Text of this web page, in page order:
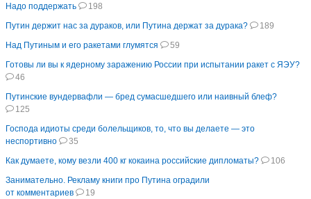
Надо поддержать
198
Путин держит нас за дураков, или Путина держат за дурака?
189
Над Путиным и его ракетами глумятся
59
Готовы ли вы к ядерному заражению России при испытании ракет с ЯЭУ?
46
Путинские вундервафли — бред сумасшедшего или наивный блеф?
125
Господа идиоты среди болельщиков, то, что вы делаете — это
неспортивно
35
Как думаете, кому везли 400 кг кокаина российские дипломаты?
106
Занимательно. Рекламу книги про Путина оградили
от комментариев
19